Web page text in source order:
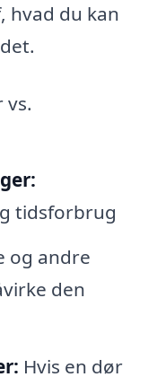
hvad du kan
tidsforbrug
og andre
den
Hvis en dør